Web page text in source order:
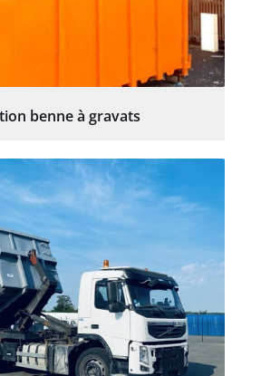
benne à gravats